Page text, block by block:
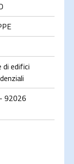
di edifici
92026